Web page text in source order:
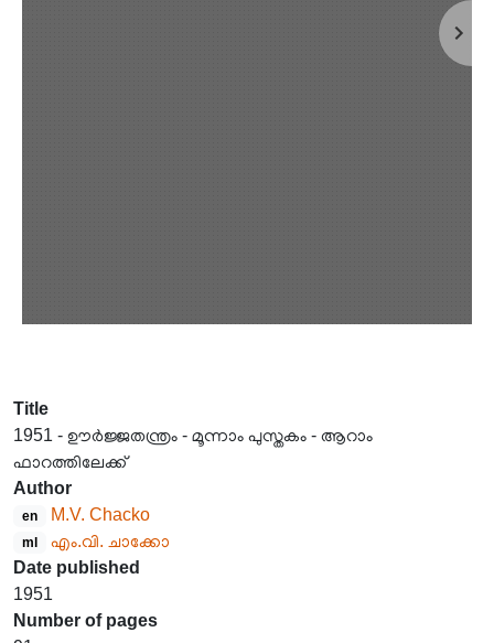
Title
1951 - ഊർജ്ജതന്ത്രം - മൂന്നാം പുസ്തകം - ആറാം
ഫാറത്തിലേക്ക്
Author
en M.V. Chacko
ml
എം.വി. ചാക്കോ
Date published
1951
Number of pages